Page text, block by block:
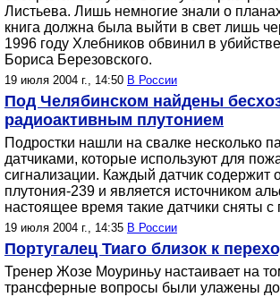
Листьева. Лишь немногие знали о
книга должна была выйти в свет лишь
1996 году Хлебников обвинил в
Бориса Березовского.
19 июля 2004 г., 14:50 В России
Под Челябинском найдены
радиоактивным плутонием
Подростки нашли на свалке несколько
датчиками, которые используют для
сигнализации. Каждый датчик содержит
плутония-239 и является источником
настоящее время такие датчики сняты с
19 июля 2004 г., 14:35 В России
Португалец Тиаго близок к
Тренер Жозе Моуриньу настаивает на
трансферные вопросы были улажены до